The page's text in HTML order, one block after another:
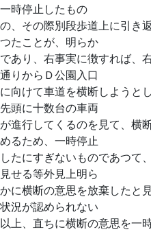
一時停止したもの
の、その際別段歩道上に引き
つたことが、明らか
であり、右事実に徴すれば、
通りからＤ公園入口
に向けて車道を横断しようと
先頭に十数台の車両
が進行してくるのを見て、横
めるため、一時停止
したにすぎないものであつて
見せる等外見上明ら
かに横断の意思を放棄したと
状況が認められない
以上、直ちに横断の意思を一